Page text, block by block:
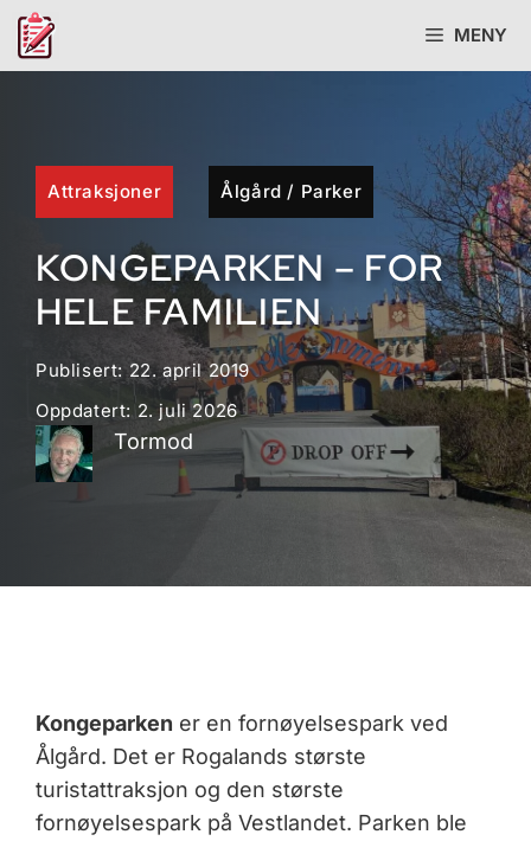
Hopp
MENY
Attraksjoner Ålgård / Parker
KONGEPARKEN – FOR
HELE FAMILIEN
Publisert:22. april 2019
Oppdatert: 2. juli 2026
Tormod
Kongeparken er en fornøyelsespark ved
Ålgård. Det er Rogalands største
turistattraksjon og den største
fornøyelsespark på Vestlandet. Parken ble